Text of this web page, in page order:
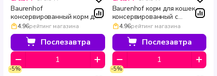
Baurenhof
консервированный корм для
кошек с индейкой Natural 340
г
4.96рейтинг магазина
Послезавтра
Baurenhof корм для кошек
консервированный с
говядиной Natural 340 г
4.96рейтинг магазина
Послезавтра
-5% -5%